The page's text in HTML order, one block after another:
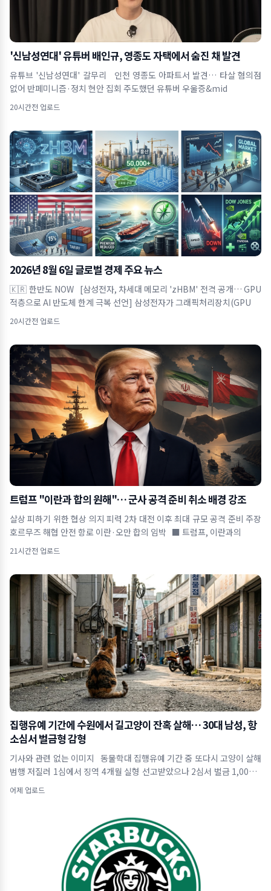
'신남성연대' 유튜버 배인규, 영종도 자택에서 숨진 채 발견
유튜브 '신남성연대' 갈무리 인천 영종도 아파트서 발견… 타살 혐의점
없어 반페미니즘·정치 현안 집회 주도했던 유튜버 우울증&mid
20시간전 업로드
2026년 8월 6일 글로벌 경제 주요 뉴스
🇰🇷 한반도 NOW [삼성전자, 차세대 메모리 'zHBM' 전격 공개… GPU
적층으로 AI 반도체 한계 극복 선언] 삼성전자가 그래픽처리장치(GPU
20시간전 업로드
트럼프 "이란과 합의 원해"… 군사 공격 준비 취소 배경 강조
살상 피하기 위한 협상 의지 피력 2차 대전 이후 최대 규모 공격 준비 주장
호르무즈 해협 안전 항로 이란·오만 합의 임박 ■ 트럼프, 이란과의
21시간전 업로드
집행유예 기간에 수원에서 길고양이 잔혹 살해… 30대 남성, 항
소심서 벌금형 감형
기사와 관련 없는 이미지 동물학대 집행유예 기간 중 또다시 고양이 살해
범행 저질러 1심에서 징역 4개월 실형 선고받았으나 2심서 벌금 1,000만
원으로 감
어제 업로드